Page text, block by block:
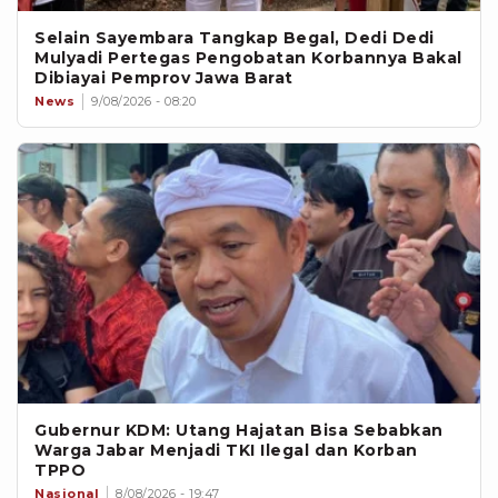
Selain Sayembara Tangkap Begal, Dedi Dedi
Mulyadi Pertegas Pengobatan Korbannya Bakal
Dibiayai Pemprov Jawa Barat
News 9/08/2026 - 08:20
Gubernur KDM: Utang Hajatan Bisa Sebabkan
Warga Jabar Menjadi TKI Ilegal dan Korban
TPPO
Nasional 8/08/2026 - 19:47